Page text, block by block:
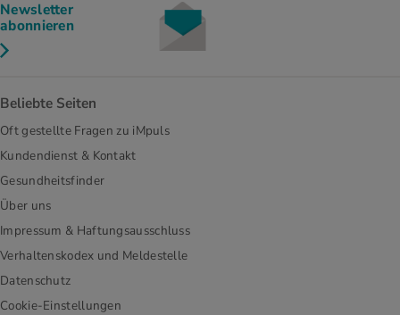
Newsletter
abonnieren
Beliebte Seiten
Oft gestellte Fragen zu iMpuls
Kundendienst & Kontakt
Gesundheitsfinder
Über uns
Impressum & Haftungsausschluss
Verhaltenskodex und Meldestelle
Datenschutz
Cookie-Einstellungen